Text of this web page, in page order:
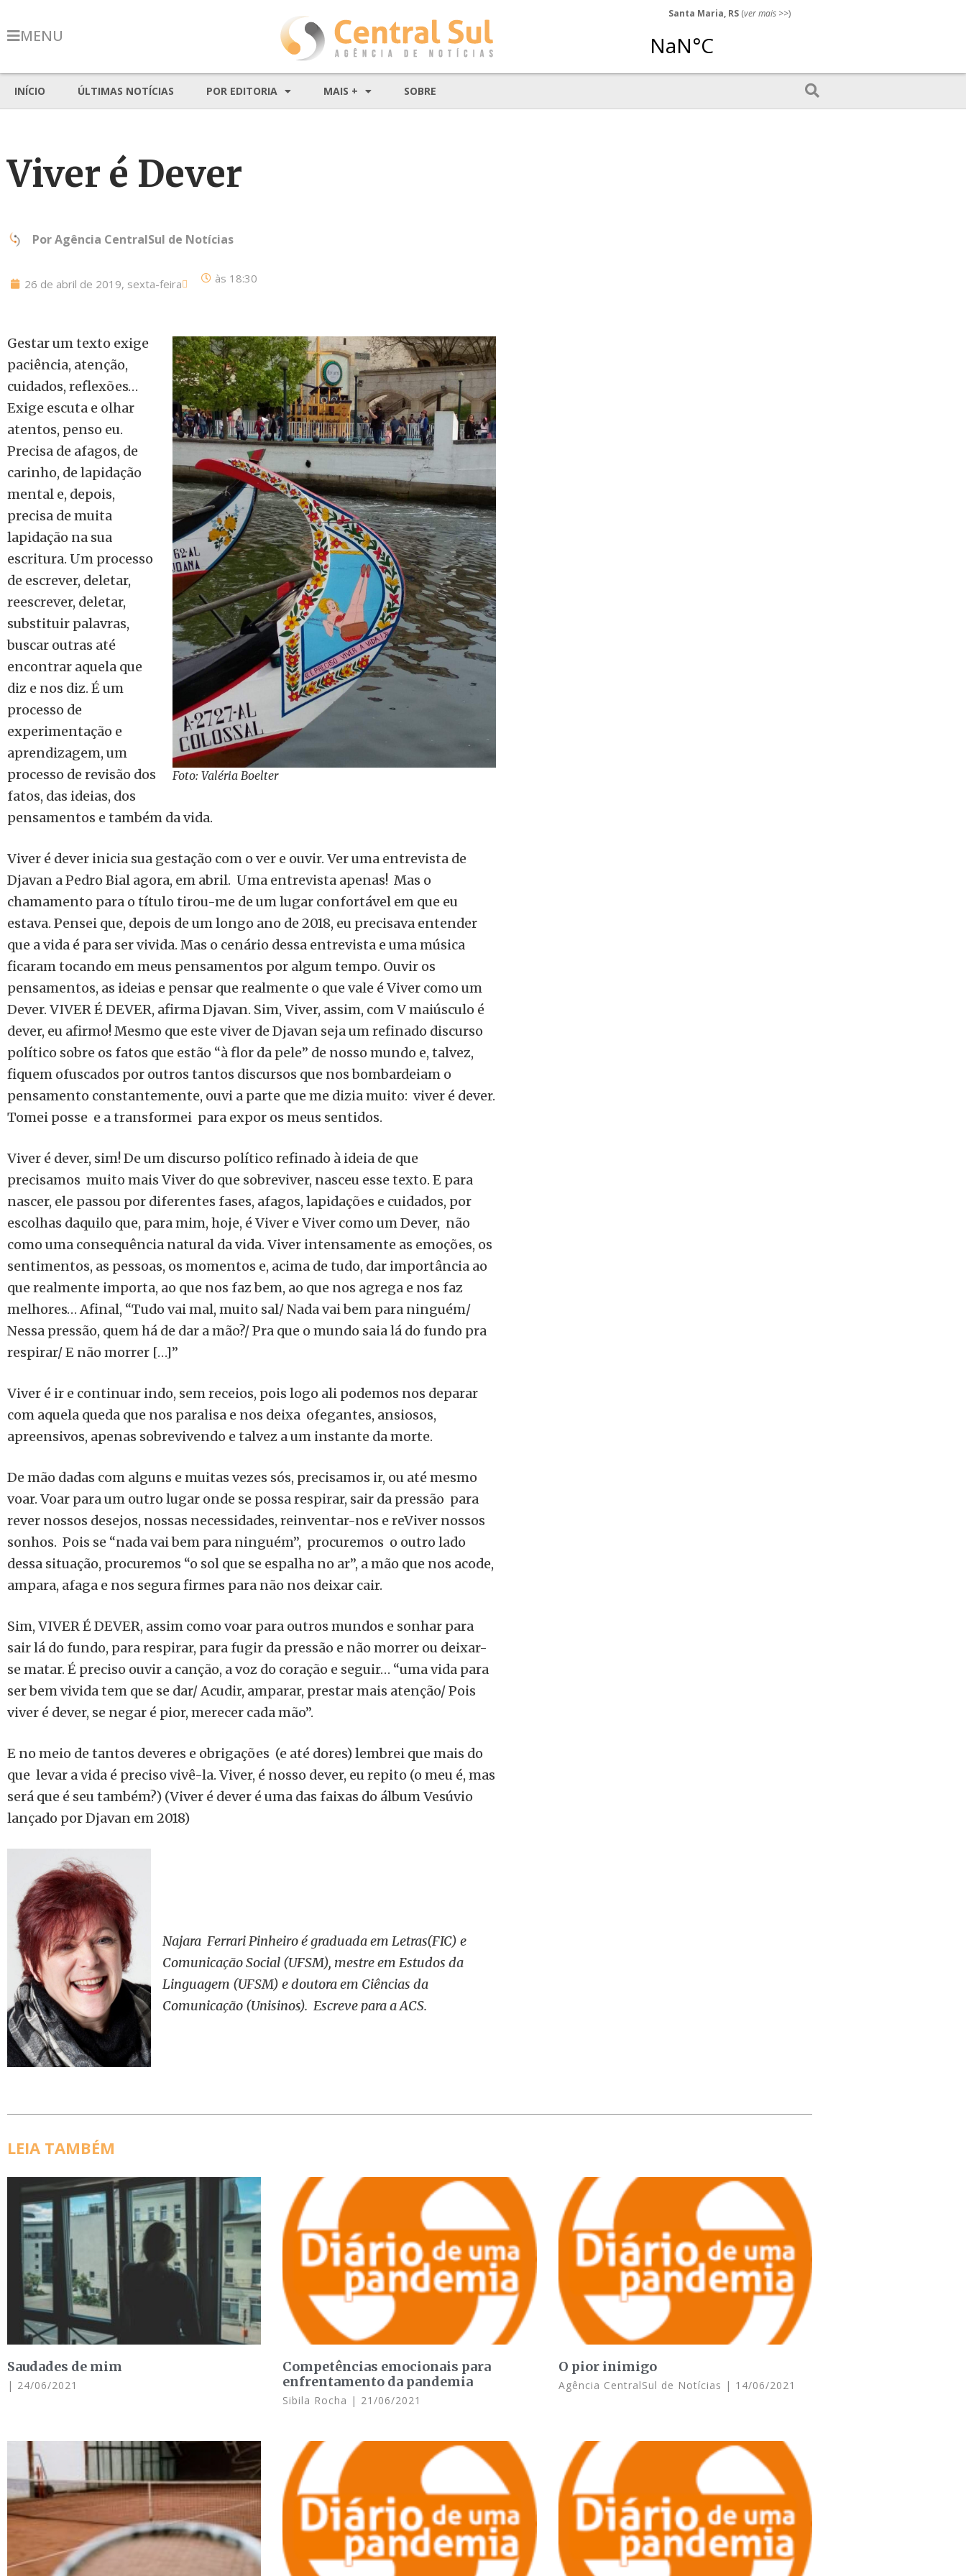
MENU
Santa Maria, RS (ver mais >>)
INÍCIO ÚLTIMAS NOTÍCIAS POR EDITORIA MAIS + SOBRE
Viver é Dever
PorAgência CentralSul de Notícias
26 de abril de 2019, sexta-feira às 18:30
Foto: Valéria Boelter
Gestar um texto exige
paciência, atenção,
cuidados, reflexões…
Exige escuta e olhar
atentos, penso eu.
Precisa de afagos, de
carinho, de lapidação
mental e, depois,
precisa de muita
lapidação na sua
escritura. Um processo
de escrever, deletar,
reescrever, deletar,
substituir palavras,
buscar outras até
encontrar aquela que
diz e nos diz. É um
processo de
experimentação e
aprendizagem, um
processo de revisão dos
fatos, das ideias, dos
pensamentos e também da vida.
Viver é dever inicia sua gestação com o ver e ouvir. Ver uma entrevista de
Djavan a Pedro Bial agora, em abril. Uma entrevista apenas! Mas o
chamamento para o título tirou-me de um lugar confortável em que eu
estava. Pensei que, depois de um longo ano de 2018, eu precisava entender
que a vida é para ser vivida. Mas o cenário dessa entrevista e uma música
ficaram tocando em meus pensamentos por algum tempo. Ouvir os
pensamentos, as ideias e pensar que realmente o que vale é Viver como um
Dever. VIVER É DEVER, afirma Djavan. Sim, Viver, assim, com V maiúsculo é
dever, eu afirmo! Mesmo que este viver de Djavan seja um refinado discurso
político sobre os fatos que estão “à flor da pele” de nosso mundo e, talvez,
fiquem ofuscados por outros tantos discursos que nos bombardeiam o
pensamento constantemente, ouvi a parte que me dizia muito: viver é dever.
Tomei posse e a transformei para expor os meus sentidos.
Viver é dever, sim! De um discurso político refinado à ideia de que
precisamos muito mais Viver do que sobreviver, nasceu esse texto. E para
nascer, ele passou por diferentes fases, afagos, lapidações e cuidados, por
escolhas daquilo que, para mim, hoje, é Viver e Viver como um Dever, não
como uma consequência natural da vida. Viver intensamente as emoções, os
sentimentos, as pessoas, os momentos e, acima de tudo, dar importância ao
que realmente importa, ao que nos faz bem, ao que nos agrega e nos faz
melhores… Afinal, “Tudo vai mal, muito sal/ Nada vai bem para ninguém/
Nessa pressão, quem há de dar a mão?/ Pra que o mundo saia lá do fundo pra
respirar/ E não morrer […]”
Viver é ir e continuar indo, sem receios, pois logo ali podemos nos deparar
com aquela queda que nos paralisa e nos deixa ofegantes, ansiosos,
apreensivos, apenas sobrevivendo e talvez a um instante da morte.
De mão dadas com alguns e muitas vezes sós, precisamos ir, ou até mesmo
voar. Voar para um outro lugar onde se possa respirar, sair da pressão para
rever nossos desejos, nossas necessidades, reinventar-nos e reViver nossos
sonhos. Pois se “nada vai bem para ninguém”, procuremos o outro lado
dessa situação, procuremos “o sol que se espalha no ar”, a mão que nos acode,
ampara, afaga e nos segura firmes para não nos deixar cair.
Sim, VIVER É DEVER, assim como voar para outros mundos e sonhar para
sair lá do fundo, para respirar, para fugir da pressão e não morrer ou deixar-
se matar. É preciso ouvir a canção, a voz do coração e seguir… “uma vida para
ser bem vivida tem que se dar/ Acudir, amparar, prestar mais atenção/ Pois
viver é dever, se negar é pior, merecer cada mão”.
E no meio de tantos deveres e obrigações (e até dores) lembrei que mais do
que levar a vida é preciso vivê-la. Viver, é nosso dever, eu repito (o meu é, mas
será que é seu também?) (Viver é dever é uma das faixas do álbum Vesúvio
lançado por Djavan em 2018)
Najara Ferrari Pinheiro é graduada em Letras(FIC) e
Comunicação Social (UFSM), mestre em Estudos da
Linguagem (UFSM) e doutora em Ciências da
Comunicação (Unisinos). Escreve para a ACS.
LEIA TAMBÉM
Saudades de mim
24/06/2021
Competências emocionais para
enfrentamento da pandemia
Sibila Rocha 21/06/2021
O pior inimigo
Agência CentralSul de Notícias 14/06/2021